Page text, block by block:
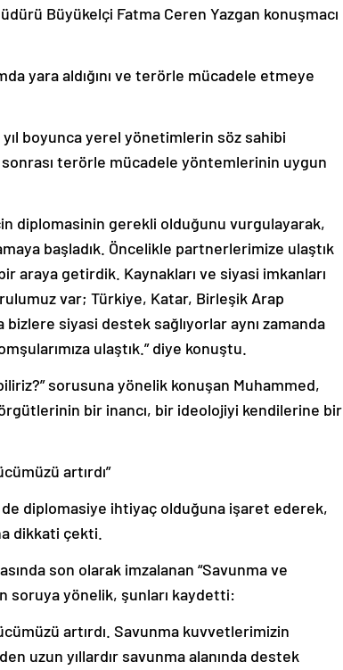
Büyükelçi Fatma Ceren Yazgan konuşmacı
yara aldığını ve terörle mücadele etmeye
yıl boyunca yerel yönetimlerin söz sahibi
sonrası terörle mücadele yöntemlerinin uygun
diplomasinin gerekli olduğunu vurgulayarak,
başladık. Öncelikle partnerlerimize ulaştık
araya getirdik. Kaynakları ve siyasi imkanları
var; Türkiye, Katar, Birleşik Arap
siyasi destek sağlıyorlar aynı zamanda
ulaştık.” diye konuştu.
sorusuna yönelik konuşan Muhammed,
bir inancı, bir ideolojiyi kendilerine bir
artırdı”
diplomasiye ihtiyaç olduğuna işaret ederek,
dikkati çekti.
son olarak imzalanan “Savunma ve
soruya yönelik, şunları kaydetti:
artırdı. Savunma kuvvetlerimizin
uzun yıllardır savunma alanında destek